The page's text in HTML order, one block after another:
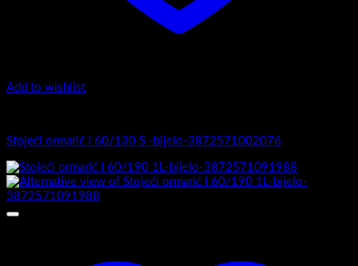
Add to wishlist
Stojeći ormarić I 60/130 S -bijelo-3872571002076